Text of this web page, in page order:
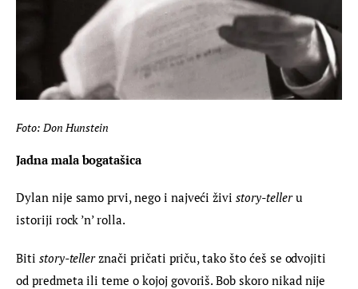
Foto: Don Hunstein
Jadna mala bogatašica
Dylan nije samo prvi, nego i najveći živi story-teller u
istoriji rock ’n’ rolla.
Biti story-teller znači pričati priču, tako što ćeš se odvojiti
od predmeta ili teme o kojoj govoriš. Bob skoro nikad nije